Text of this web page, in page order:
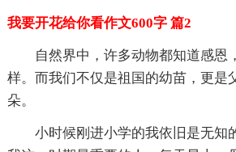
我要开花给你看作文600字 篇2
自然界中，许多动物都知道感恩
样。而我们不仅是祖国的幼苗，更是
朵。
小时候刚进小学的我依旧是无知